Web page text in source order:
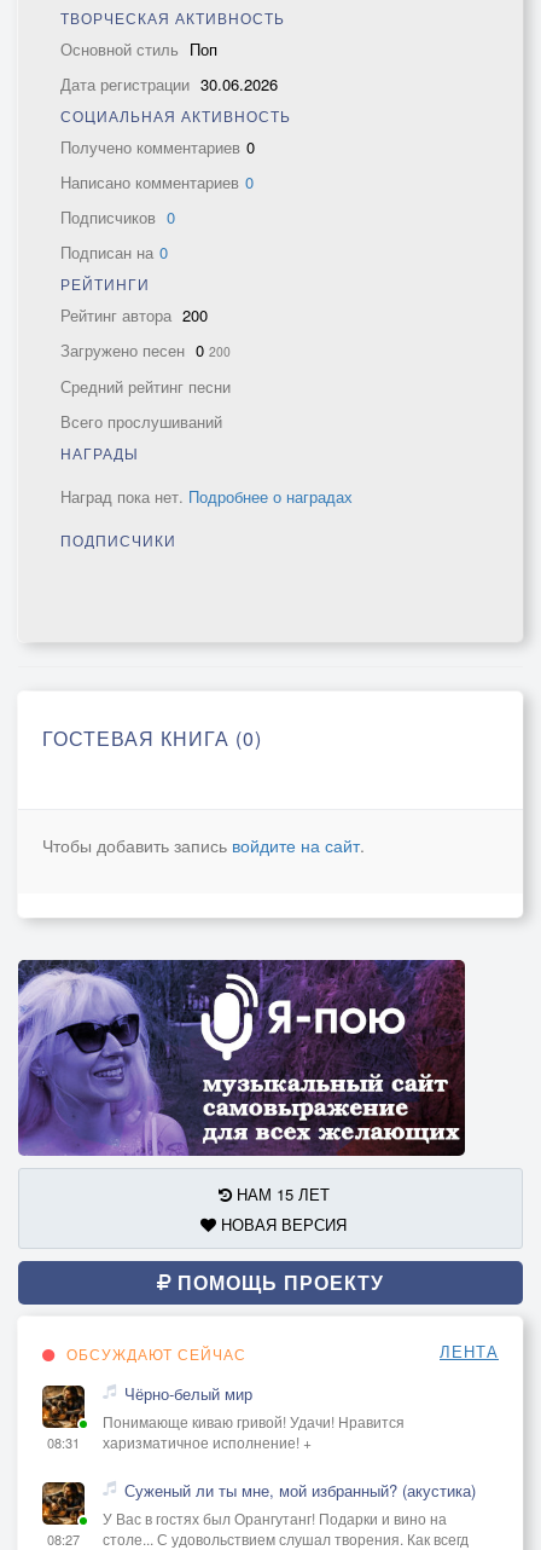
ТВОРЧЕСКАЯ АКТИВНОСТЬ
Основной стиль Поп
Дата регистрации 30.06.2026
СОЦИАЛЬНАЯ АКТИВНОСТЬ
Получено комментариев 0
Написано комментариев 0
Подписчиков 0
Подписан на 0
РЕЙТИНГИ
Рейтинг автора 200
Загружено песен 0 200
Средний рейтинг песни
Всего прослушиваний
НАГРАДЫ
Наград пока нет. Подробнее о наградах
ПОДПИСЧИКИ
ГОСТЕВАЯ КНИГА (0)
Чтобы добавить запись войдите на сайт.
НАМ 15 ЛЕТ
НОВАЯ ВЕРСИЯ
ПОМОЩЬ ПРОЕКТУ
ОБСУЖДАЮТ СЕЙЧАС ЛЕНТА
08:31
Чёрно-белый мир
Понимающе киваю гривой! Удачи! Нравится
харизматичное исполнение! +
08:27
Суженый ли ты мне, мой избранный? (акустика)
У Вас в гостях был Орангутанг! Подарки и вино на
столе... С удовольствием слушал творения. Как всегд